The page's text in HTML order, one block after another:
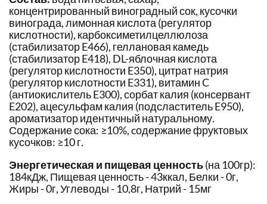
концентрированный виноградный сок, кусочки
винограда, лимонная кислота (регулятор
кислотности), карбоксиметилцеллюлоза
(стабилизатор E466), геллановая камедь
(стабилизатор E418), DL-яблочная кислота
(регулятор кислотности E350), цитрат натрия
(регулятор кислотности E331), витамин C
(антиокислитель E300), сорбат калия (консервант
E202), ацесульфам калия (подсластитель E950),
ароматизатор идентичный натуральному.
Содержание сока: ≥10%, cодержание фруктовых
кусочков: ≥10 г.
Энергетическая и пищевая ценность(на 100гр):
184кДж, Пищевая ценность - 43ккал, Белки - 0г,
Жиры - 0г, Углеводы - 10,8г, Натрий - 15мг